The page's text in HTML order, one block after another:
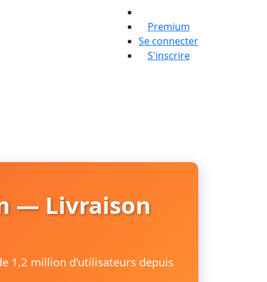
Premium
Se connecter
S'inscrire
— Livraison
1,2 million d'utilisateurs depuis